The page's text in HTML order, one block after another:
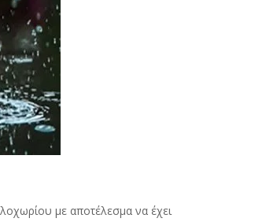
με αποτέλεσμα να έχει